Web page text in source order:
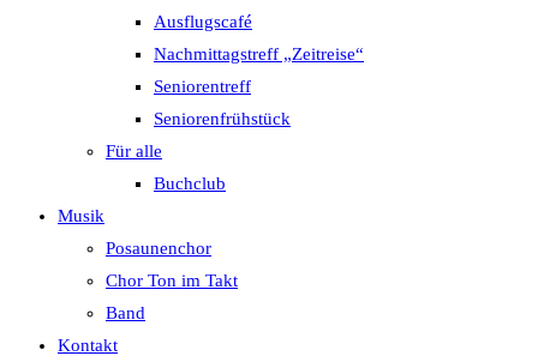
Ausflugscafé
Nachmittagstreff „Zeitreise“
Seniorentreff
Seniorenfrühstück
Für alle
Buchclub
Musik
Posaunenchor
Chor Ton im Takt
Band
Kontakt